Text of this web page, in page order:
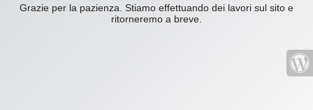
Grazie per la pazienza. Stiamo effettuando dei lavori sul sito e
ritorneremo a breve.